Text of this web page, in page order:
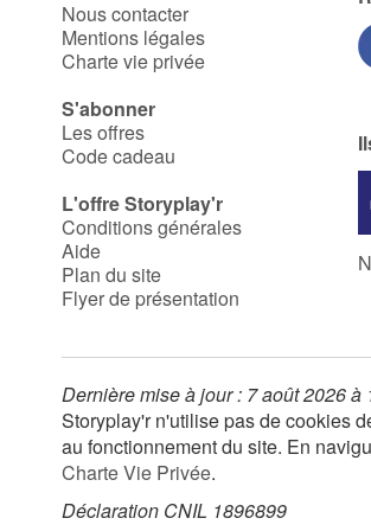
Nous contacter
Mentions légales
Charte vie privée
S'abonner
Les offres
Code cadeau
L'offre Storyplay'r
Conditions générales
Aide
Plan du site
Flyer de présentation
Dernière mise à jour : 7 août 2026 à
Storyplay'r n'utilise pas de cookies
au fonctionnement du site. En
Charte Vie Privée.
Déclaration CNIL 1896899